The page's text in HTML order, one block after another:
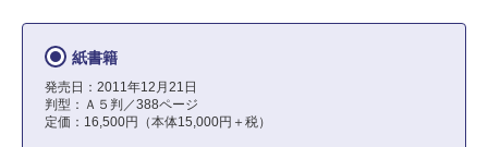
紙書籍
発売日：2011年12月21日
判型：Ａ５判／388ページ
定価：16,500円（本体15,000円＋税）